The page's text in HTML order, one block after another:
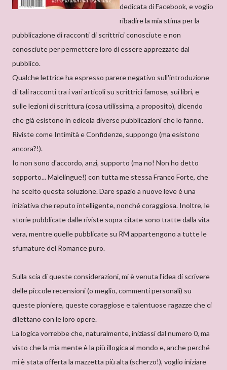
dedicata di Facebook, e voglio
ribadire la mia stima per la
pubblicazione di racconti di scrittrici conosciute e non
conosciute per permettere loro di essere apprezzate dal
pubblico.
Qualche lettrice ha espresso parere negativo sull'introduzione
di tali racconti tra i vari articoli su scrittrici famose, sui libri, e
sulle lezioni di scrittura (cosa utilissima, a proposito), dicendo
che già esistono in edicola diverse pubblicazioni che lo fanno.
Riviste come Intimità e Confidenze, suppongo (ma esistono
ancora?!).
Io non sono d'accordo, anzi, supporto (ma no! Non ho detto
sopporto... Malelingue!) con tutta me stessa Franco Forte, che
ha scelto questa soluzione. Dare spazio a nuove leve è una
iniziativa che reputo intelligente, nonché coraggiosa. Inoltre, le
storie pubblicate dalle riviste sopra citate sono tratte dalla vita
vera, mentre quelle pubblicate su RM appartengono a tutte le
sfumature del Romance puro.
Sulla scia di queste considerazioni, mi è venuta l'idea di scrivere
delle piccole recensioni (o meglio, commenti personali) su
queste pioniere, queste coraggiose e talentuose ragazze che ci
dilettano con le loro opere.
La logica vorrebbe che, naturalmente, iniziassi dal numero 0, ma
visto che la mia mente è la più illogica al mondo e, anche perché
mi è stata offerta la mazzetta più alta (scherzo!), voglio iniziare